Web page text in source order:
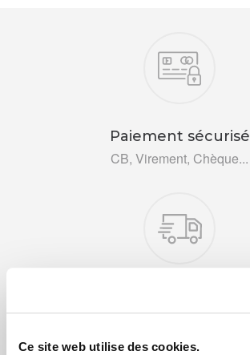
Ce site web utilise des cookies.
Paiement sécurisé
CB, Virement, Chèque...
Via DPD ou colissimo